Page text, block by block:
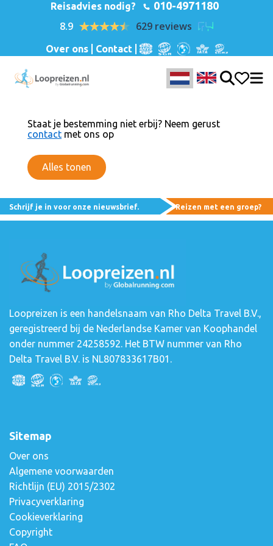
Reisadvies nodig? 010-4971180
8.9 629 reviews
Over ons Contact
Staat je bestemming niet erbij? Neem gerust
contact met ons op
Alles tonen
Schrijf je in voor onze nieuwsbrief. Reizen met een groep?
Loopreizen is een handelsnaam van Rho Delta Travel B.V.,
geregistreerd bij de Nederlandse Kamer van Koophandel
onder nummer 24258592. Het BTW nummer van Rho
Delta Travel B.V. is NL807833617B01.
Sitemap
Over ons
Algemene voorwaarden
Richtlijn (EU) 2015/2302
Privacyverklaring
Cookieverklaring
Copyright